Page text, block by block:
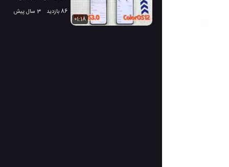
3.0 روبروی ColorOS
86 بازدید
3 سال پیش
01:18